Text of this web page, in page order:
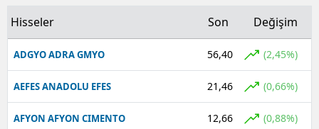
Hisseler Son Değişim
ADGYO ADRA GMYO 56,40 (2,45%)
AEFES ANADOLU EFES 21,46 (0,66%)
AFYON AFYON CIMENTO 12,66 (0,88%)